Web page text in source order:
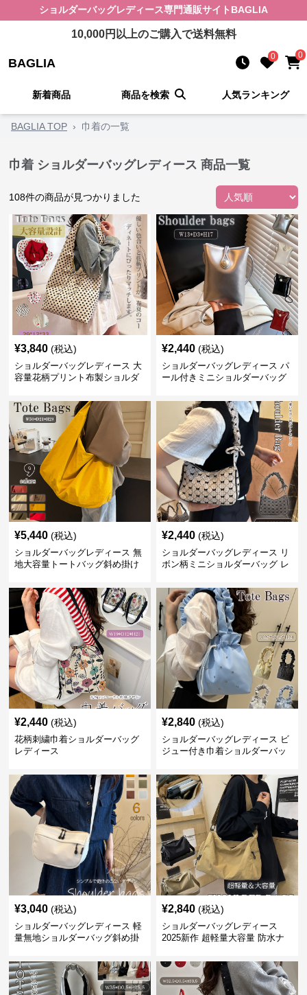
ショルダーバッグレディース専門通販サイト BAGLIA
10,000円以上のご購入で送料無料
BAGLIA 0 0
新着商品 商品を検索 人気ランキング
BAGLIA TOP › 巾着の一覧
巾着 ショルダーバッグレディース 商品一覧
108件の商品が見つかりました
¥3,840 (税込)
ショルダーバッグレディース 大
容量花柄プリント布製ショルダ
¥2,440 (税込)
ショルダーバッグレディース パ
ール付きミニショルダーバッグ
¥5,440 (税込)
ショルダーバッグレディース 無
地大容量トートバッグ斜め掛け
¥2,440 (税込)
ショルダーバッグレディース リ
ボン柄ミニショルダーバッグ レ
¥2,440 (税込)
花柄刺繍巾着ショルダーバッグ
レディース
¥2,840 (税込)
ショルダーバッグレディース ビ
ジュー付き巾着ショルダーバッ
¥3,040 (税込)
ショルダーバッグレディース 軽
量無地ショルダーバッグ斜め掛
¥2,840 (税込)
ショルダーバッグレディース
2025新作 超軽量大容量 防水ナ
ース